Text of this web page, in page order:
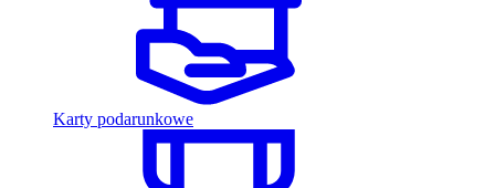
Karty podarunkowe